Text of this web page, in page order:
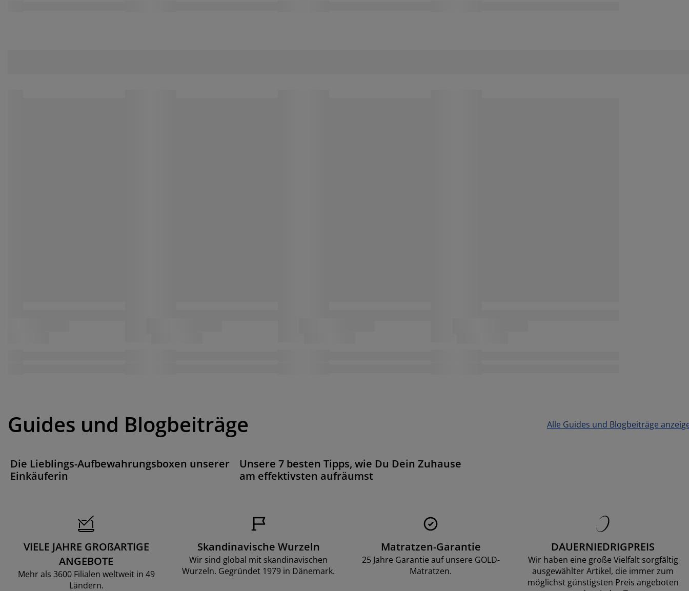
Guides und Blogbeiträge Alle Guides und Blogbeiträge
Die Lieblings-Aufbewahrungsboxen unserer
Einkäuferin
Unsere 7 besten Tipps, wie Du Dein Zuhause
am effektivsten aufräumst
VIELE JAHRE GROßARTIGE
ANGEBOTE
Mehr als 3600 Filialen weltweit in 49
Ländern.
Skandinavische Wurzeln
Wir sind global mit skandinavischen
Wurzeln. Gegründet 1979 in Dänemark.
Matratzen-Garantie
25 Jahre Garantie auf unsere GOLD-
Matratzen.
DAUERNIEDRIGPREIS
Wir haben eine große Vielfalt sorgfältig
ausgewählter Artikel, die immer zum
möglichst günstigsten Preis angeboten